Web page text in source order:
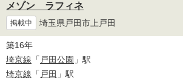
メゾン ラフィネ
掲載中 埼玉県戸田市上戸田
築16年
埼京線 「 戸田公園 」駅
埼京線 「 戸田 」駅